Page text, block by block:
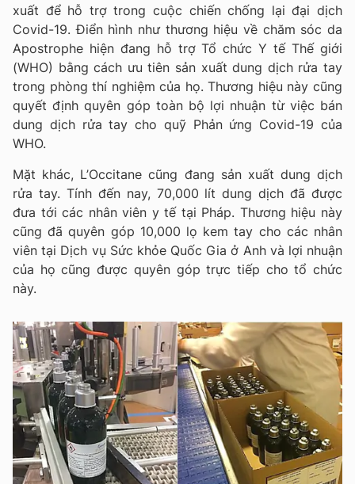
xuất để hỗ trợ trong cuộc chiến chống lại đại dịch
Covid-19. Điển hình như thương hiệu về chăm sóc da
Apostrophe hiện đang hỗ trợ Tổ chức Y tế Thế giới
(WHO) bằng cách ưu tiên sản xuất dung dịch rửa tay
trong phòng thí nghiệm của họ. Thương hiệu này cũng
quyết định quyên góp toàn bộ lợi nhuận từ việc bán
dung dịch rửa tay cho quỹ Phản ứng Covid-19 của
WHO.
Mặt khác, L’Occitane cũng đang sản xuất dung dịch
rửa tay. Tính đến nay, 70,000 lít dung dịch đã được
đưa tới các nhân viên y tế tại Pháp. Thương hiệu này
cũng đã quyên góp 10,000 lọ kem tay cho các nhân
viên tại Dịch vụ Sức khỏe Quốc Gia ở Anh và lợi nhuận
của họ cũng được quyên góp trực tiếp cho tổ chức
này.